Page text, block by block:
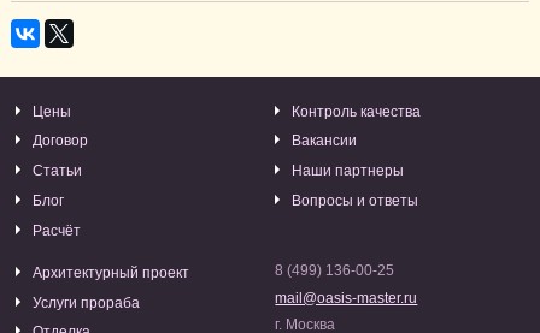
Цены
Договор
Статьи
Блог
Расчёт
Контроль качества
Вакансии
Наши партнеры
Вопросы и ответы
Архитектурный проект
Услуги прораба
8 (499) 136-00-25
mail@oasis-master.ru
г. Москва